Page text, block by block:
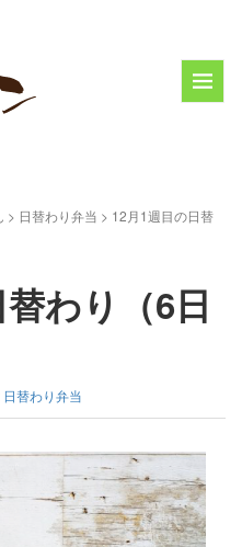
> 日替わり弁当 > 12月1週目の日替
わり（6日
日替わり弁当